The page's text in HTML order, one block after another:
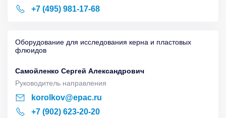
+7 (495) 981-17-68
Оборудование для исследования керна и пластовых
флюидов
Самойленко Сергей Александрович
Руководитель направления
korolkov@epac.ru
+7 (902) 623-20-20